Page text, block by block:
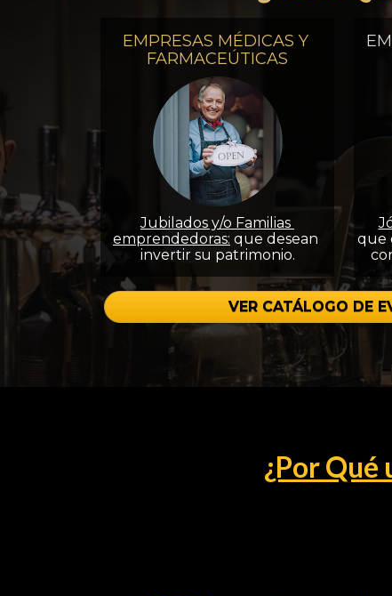
EMPRESAS MÉDICAS Y
FARMACEÚTICAS
Jubilados y/o Familias
emprendedoras: que desean
invertir su patrimonio.
que
VER CATÁLOGO DE
¿Por Qué